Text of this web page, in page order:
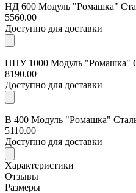
НД 600 Модуль "Ромашка"
5560.00
Доступно для доставки
НПУ 1000 Модуль "Ромашка"
8190.00
Доступно для доставки
В 400 Модуль "Ромашка"
5110.00
Доступно для доставки
Характеристики
Отзывы
Размеры